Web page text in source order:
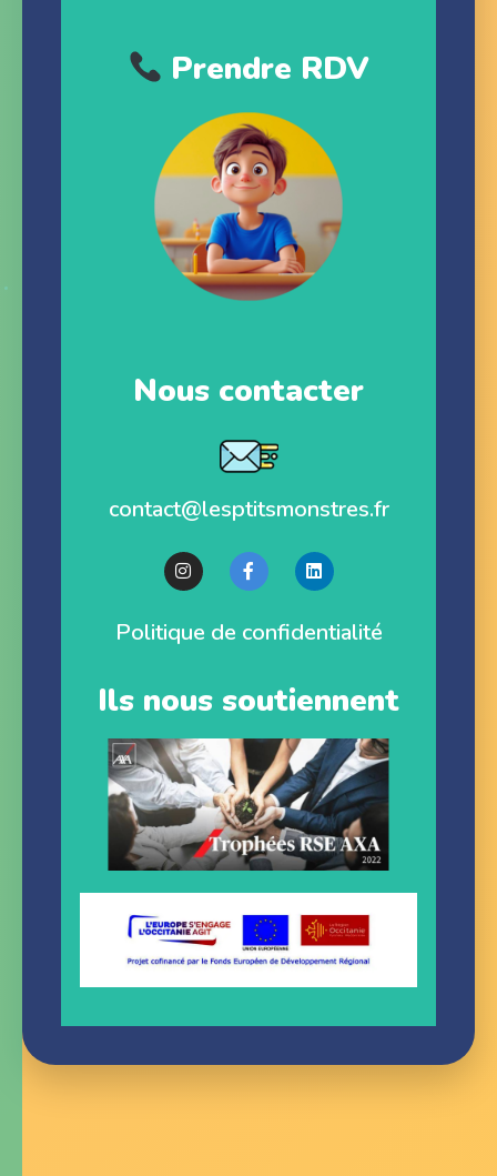
Prendre RDV
Nous contacter
contact@lesptitsmonstres.fr
Politique de confidentialité
Ils nous soutiennent